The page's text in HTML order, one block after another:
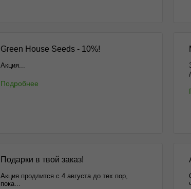
Green House Seeds - 10%!
Акция...
Подробнее
Подарки в твой заказ!
Акция продлится с 4 августа до тех пор,
пока...